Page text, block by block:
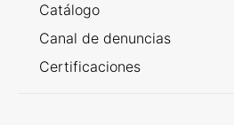
Catálogo
Canal de denuncias
Certificaciones